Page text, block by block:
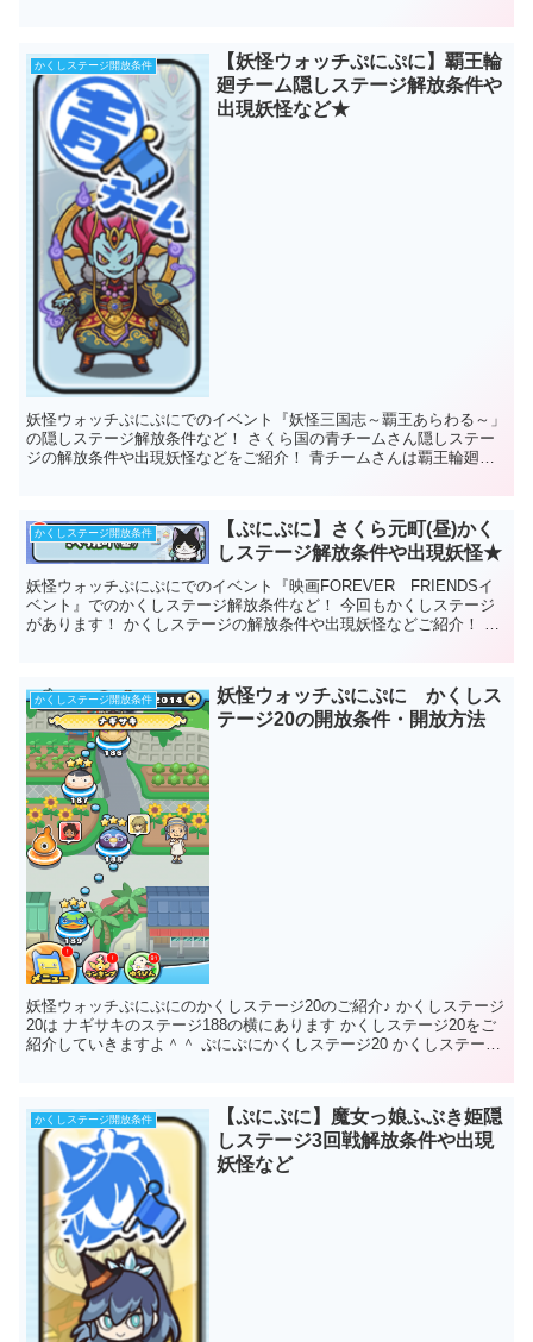
かくしステージ開放条件
【妖怪ウォッチぷにぷに】覇王輪
廻チーム隠しステージ解放条件や
出現妖怪など★
妖怪ウォッチぷにぷにでのイベント『妖怪三国志～覇王あらわる～」
の隠しステージ解放条件など！ さくら国の青チームさん隠しステー
ジの解放条件や出現妖怪などをご紹介！ 青チームさんは覇王輪廻チ
かくしステージ開放条件
【ぷにぷに】さくら元町(昼)かく
しステージ解放条件や出現妖怪★
妖怪ウォッチぷにぷにでのイベント『映画FOREVER FRIENDSイ
ベント』でのかくしステージ解放条件など！ 今回もかくしステージ
があります！ かくしステージの解放条件や出現妖怪などご紹介！ が
かくしステージ開放条件
妖怪ウォッチぷにぷに かくしス
テージ20の開放条件・開放方法
妖怪ウォッチぷにぷにのかくしステージ20のご紹介♪ かくしステージ
20は ナギサキのステージ188の横にあります かくしステージ20をご
紹介していきますよ＾＾ ぷにぷにかくしステージ20 かくしステー
かくしステージ開放条件
【ぷにぷに】魔女っ娘ふぶき姫隠
しステージ3回戦解放条件や出現
妖怪など